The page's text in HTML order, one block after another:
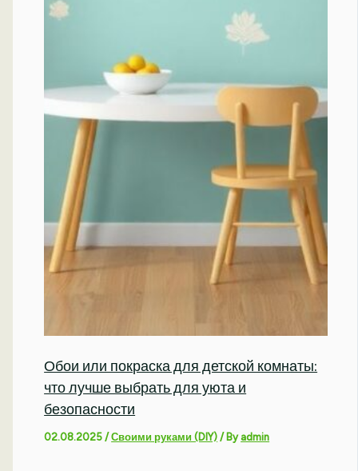
Обои или покраска для детской комнаты:
что лучше выбрать для уюта и
безопасности
02.08.2025/Своими руками (DIY) / Byadmin